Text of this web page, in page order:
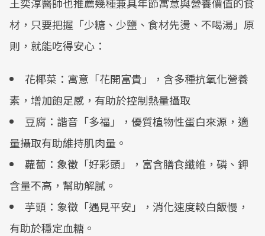
材，只要把握「少糖、少鹽、食材先燙、不喝湯」原
則，就能吃得安心：
花椰菜：寓意「花開富貴」，含多種抗氧化營養
素，增加飽足感，有助於控制熱量攝取
豆腐：諧音「多福」，優質植物性蛋白來源，適
量攝取有助維持肌肉量。
蘿蔔：象徵「好彩頭」，富含膳食纖維，磷、鉀
含量不高，幫助解膩。
芋頭：象徵「遇見平安」，消化速度較白飯慢，
有助於穩定血糖。